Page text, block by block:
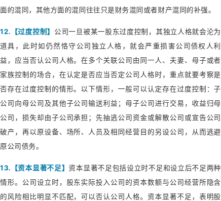
面的混同，其他方面的混同往往只是财务混同或者财产混同的补强。
12.【过度控制】 公司一旦被某一股东过度控制，其独立人格就会沦为
道具，此时如仍然恪守公司独立人格，就会严重损害公司债权人利
益，应当否认公司人格。在多个关联公司由同一人、夫妻、母子或者
家族控制的场合，在认定是否应当否定公司人格时，重点就要考察是
否存在过度控制的情形。以下情形，一般可以认定存在过度控制：子
公司向母公司及其他子公司输送利益；母子公司进行交易，收益归母
公司，损失却由子公司承担；先抽逃公司资金或解散公司或宣告公司
破产，再以原设备、场所、人员及相同经营目的另设公司，从而逃避
原公司债务。
13.【资本显著不足】资本显著不足包括设立时不足和设立后不足两种
情形。公司设立时，股东实际投入公司的资本数额与公司经营所隐含
的风险相比明显不匹配，可以否认公司人格。资本显著不足，表明股